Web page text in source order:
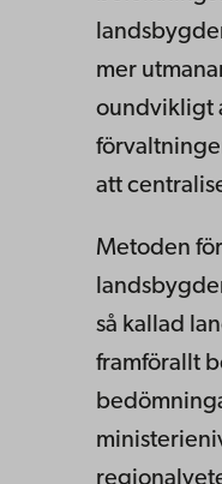
mer
oundvikligt
att
Metoden
så kallad
framförallt